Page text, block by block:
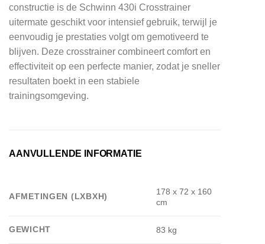
constructie is de Schwinn 430i Crosstrainer
uitermate geschikt voor intensief gebruik, terwijl je
eenvoudig je prestaties volgt om gemotiveerd te
blijven. Deze crosstrainer combineert comfort en
effectiviteit op een perfecte manier, zodat je sneller
resultaten boekt in een stabiele
trainingsomgeving.
AANVULLENDE INFORMATIE
AFMETINGEN (LXBXH)
178 x 72 x 160
cm
GEWICHT 83 kg